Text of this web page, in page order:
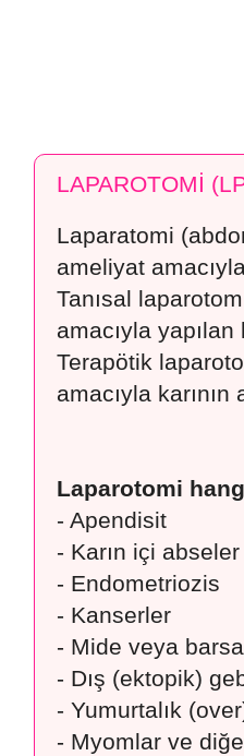
LAPAROTOMİ
Laparatomi
ameliyat
Tanısal
amacıyla
Terapötik
amacıyla karının
Laparotomi
- Apendisit
- Karın içi abseler
- Endometriozis
- Kanserler
- Mide veya
- Dış (ektopik)
- Yumurtalık
- Myomlar ve